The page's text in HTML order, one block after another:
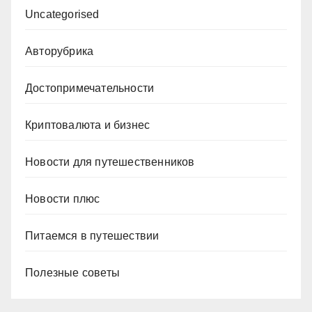
Uncategorised
Авторубрика
Достопримечательности
Криптовалюта и бизнес
Новости для путешественников
Новости плюс
Питаемся в путешествии
Полезные советы